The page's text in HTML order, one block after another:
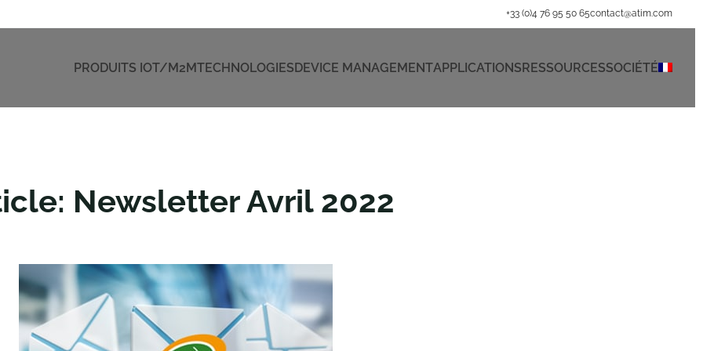
+33 (0)4 76 95 50 65contact@atim.com
PRODUITS IOT/M2MTECHNOLOGIESDEVICE MANAGEMENTAPPLICATIONSRESSOURCESSOCIÉTÉ
Newsletter Avril 2022